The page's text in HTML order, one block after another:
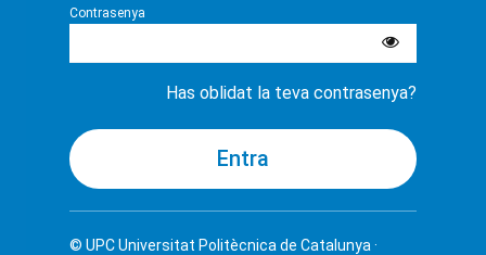
Contrasenya
Has oblidat la teva contrasenya?
© UPCUniversitat Politècnica de Catalunya ·